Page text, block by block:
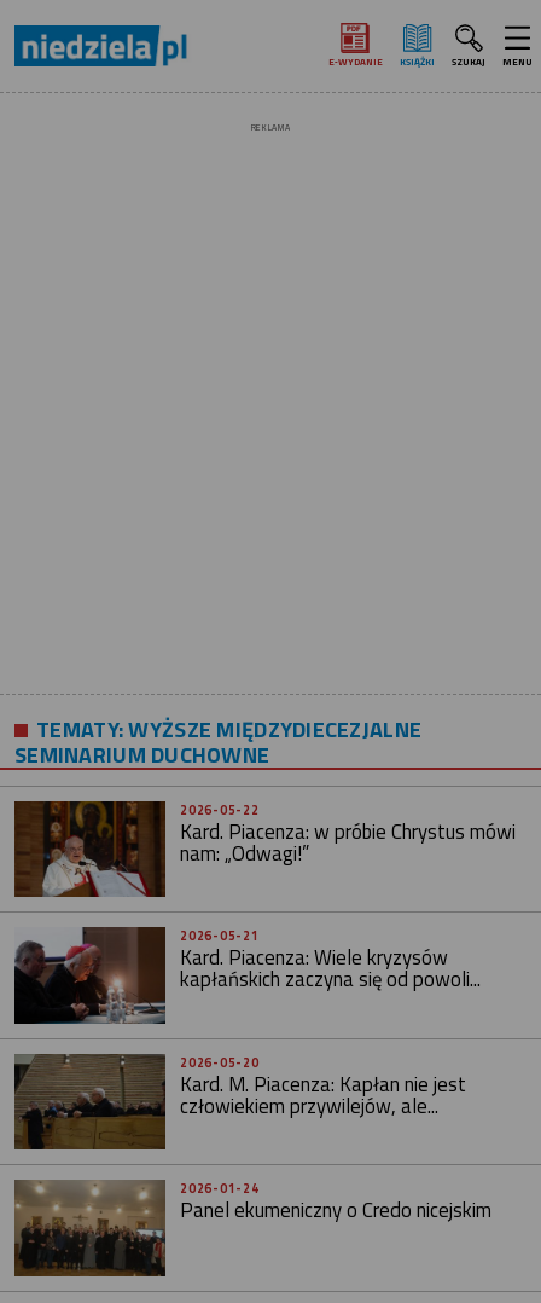
E‑WYDANIE KSIĄŻKI SZUKAJ MENU
REKLAMA
TEMATY:WYŻSZE MIĘDZYDIECEZJALNE
SEMINARIUM DUCHOWNE
2026-05-22
Kard. Piacenza: w próbie Chrystus mówi
nam: „Odwagi!”
2026-05-21
Kard. Piacenza: Wiele kryzysów
kapłańskich zaczyna się od powoli...
2026-05-20
Kard. M. Piacenza: Kapłan nie jest
człowiekiem przywilejów, ale...
2026-01-24
Panel ekumeniczny o Credo nicejskim